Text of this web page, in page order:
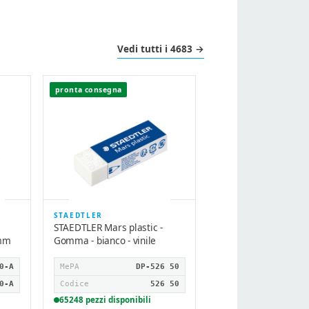
Vedi tutti i 4683 →
A
A
pronta consegna
STAEDTLER
STAEDTLER Mars plastic -
Gomma - bianco - vinile
MePA
DP-526 50
Codice
526 50
65248 pezzi disponibili